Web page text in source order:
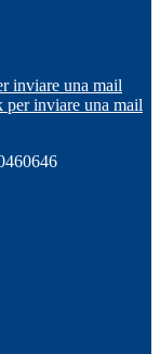
inviare una mail
per inviare una mail